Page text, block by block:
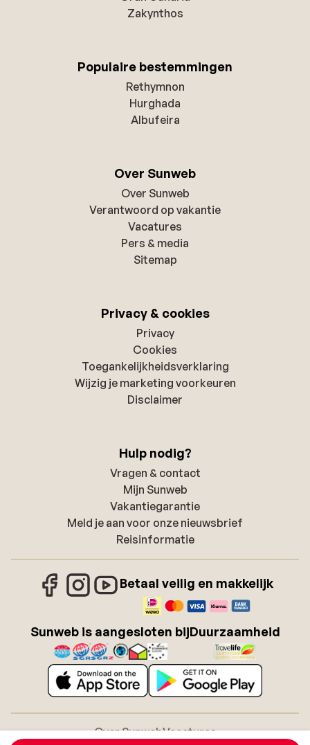
Zakynthos
Populaire bestemmingen
Rethymnon
Hurghada
Albufeira
Over Sunweb
Over Sunweb
Verantwoord op vakantie
Vacatures
Pers & media
Sitemap
Privacy & cookies
Privacy
Cookies
Toegankelijkheidsverklaring
Wijzig je marketing voorkeuren
Disclaimer
Hulp nodig?
Vragen & contact
Mijn Sunweb
Vakantiegarantie
Meld je aan voor onze nieuwsbrief
Reisinformatie
Betaal veilig en makkelijk
Sunweb is aangesloten bijDuurzaamheid
Over SunwebVacatures